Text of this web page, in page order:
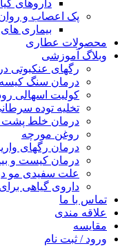
داروهای
پک اعصاب و
بیماری های
محصولات عطاری
وبلاگ آموزشی
رگهای عنکبوتی
درمان سنگ
کولیت اسهالی
تخلیه توده
درمان خلط پشت
روغن مورچه
درمان رگهای
درمان کیست و
علت سفیدی مو
داروی گیاهی
تماس با ما
علاقه مندی
مقایسه
ورود / ثبت نام